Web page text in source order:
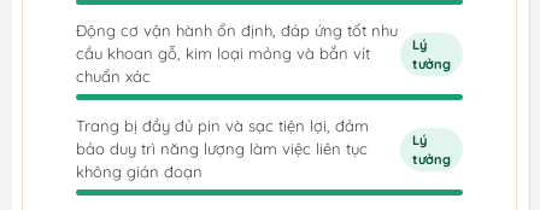
Động cơ vận hành ổn định, đáp ứng tốt nhu
cầu khoan gỗ, kim loại mỏng và bắn vít
chuẩn xác
Lý
tưởng
Trang bị đầy đủ pin và sạc tiện lợi, đảm
bảo duy trì năng lượng làm việc liên tục
không gián đoạn
Lý
tưởng